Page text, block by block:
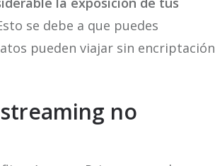
se debe a que puedes
pueden viajar sin encriptación
no